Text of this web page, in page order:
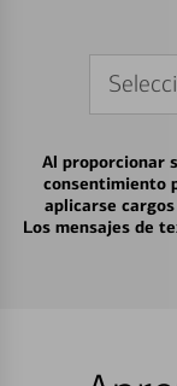
Al proporcionar
consentimiento
aplicarse
Los mensajes de